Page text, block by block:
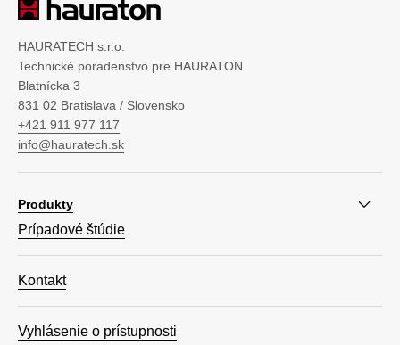
HAURATECH s.r.o.
Technické poradenstvo pre HAURATON
Blatnícka 3
831 02 Bratislava / Slovensko
+421 911 977 117
info@hauratech.sk
Produkty
Prípadové štúdie
Kontakt
Vyhlásenie o prístupnosti